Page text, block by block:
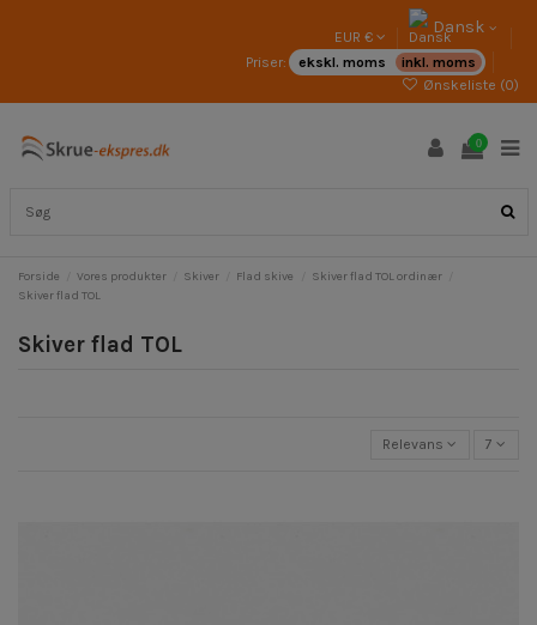
EUR € Dansk
Priser: ekskl. moms
inkl. moms
Ønskeliste (0)
0
Forside Vores produkter Skiver Flad skive
Skiver flad TOL ordinær
Skiver flad TOL
Skiver flad TOL
Relevans 7